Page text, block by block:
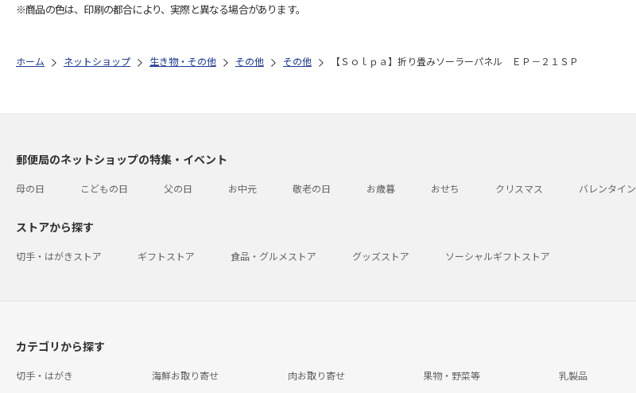
※商品の色は、印刷の都合により、実際と異なる場合があります。
ホーム ネットショップ 生き物・その他 その他 その他 【Ｓｏｌｐａ】折り畳みソーラーパネル ＥＰ－２１ＳＰ
郵便局のネットショップの特集・イベント
母の日 こどもの日 父の日 お中元 敬老の日 お歳暮 おせち クリスマス バレンタイン
ストアから探す
切手・はがきストア ギフトストア 食品・グルメストア グッズストア ソーシャルギフトストア
カテゴリから探す
切手・はがき 海鮮お取り寄せ 肉お取り寄せ 果物・野菜等 乳製品